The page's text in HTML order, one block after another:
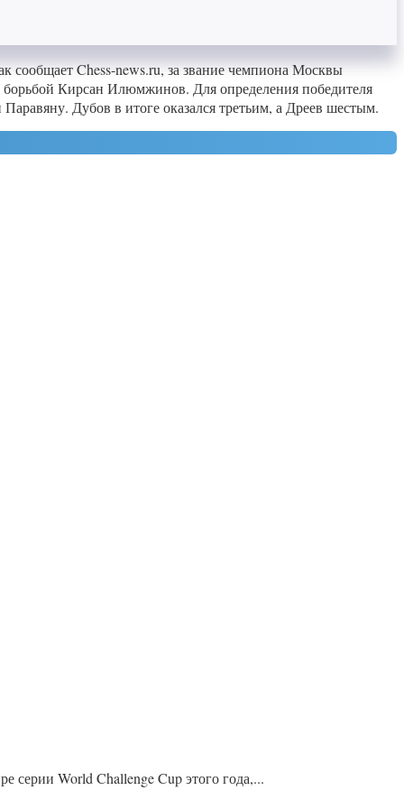
сообщает Chess-news.ru, за звание чемпиона Москвы
Кирсан Илюмжинов. Для определения победителя
Дубов в итоге оказался третьим, а Дреев шестым.
серии World Challenge Cup этого года,...